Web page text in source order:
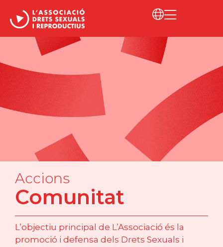
Accions
Comunitat
L’objectiu principal de L’Associació és la
promoció i defensa dels Drets Sexuals i